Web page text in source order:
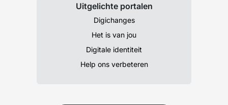
Uitgelichte portalen
Digichanges
Het is van jou
Digitale identiteit
Help ons verbeteren